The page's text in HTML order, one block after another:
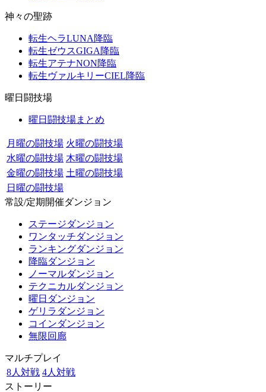
神々の聖跡
転生ヘラLUNA降臨
転生ゼウスGIGA降臨
転生アテナNON降臨
転生ヴァルキリーCIEL降臨
曜日闘技場
曜日闘技場まとめ
月曜の闘技場 火曜の闘技場
水曜の闘技場 木曜の闘技場
金曜の闘技場 土曜の闘技場
日曜の闘技場
常設/定期開催ダンジョン
ステージダンジョン
ワンタッチダンジョン
ランキングダンジョン
降臨ダンジョン
ノーマルダンジョン
テクニカルダンジョン
曜日ダンジョン
ゲリラダンジョン
コインダンジョン
無限回廊
マルチプレイ
8人対戦 4人対戦
ストーリー